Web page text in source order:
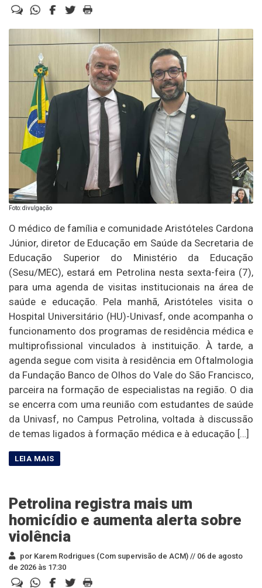
Foto: divulgação
O médico de família e comunidade Aristóteles Cardona
Júnior, diretor de Educação em Saúde da Secretaria de
Educação Superior do Ministério da Educação
(Sesu/MEC), estará em Petrolina nesta sexta-feira (7),
para uma agenda de visitas institucionais na área de
saúde e educação. Pela manhã, Aristóteles visita o
Hospital Universitário (HU)-Univasf, onde acompanha o
funcionamento dos programas de residência médica e
multiprofissional vinculados à instituição. À tarde, a
agenda segue com visita à residência em Oftalmologia
da Fundação Banco de Olhos do Vale do São Francisco,
parceira na formação de especialistas na região. O dia
se encerra com uma reunião com estudantes de saúde
da Univasf, no Campus Petrolina, voltada à discussão
de temas ligados à formação médica e à educação […]
Petrolina registra mais um
homicídio e aumenta alerta sobre
violência
por Karem Rodrigues (Com supervisão de ACM) // 06 de agosto
de 2026 às 17:30